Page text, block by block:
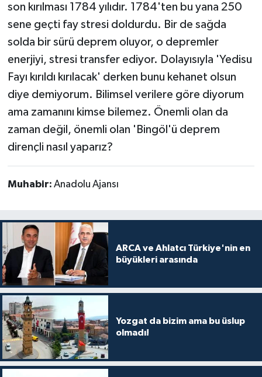
son kırılması 1784 yılıdır. 1784'ten bu yana 250
sene geçti fay stresi doldurdu. Bir de sağda
solda bir sürü deprem oluyor, o depremler
enerjiyi, stresi transfer ediyor. Dolayısıyla 'Yedisu
Fayı kırıldı kırılacak' derken bunu kehanet olsun
diye demiyorum. Bilimsel verilere göre diyorum
ama zamanını kimse bilemez. Önemli olan da
zaman değil, önemli olan 'Bingöl'ü deprem
dirençli nasıl yaparız?
Muhabir: Anadolu Ajansı
ARCA ve Ahlatcı Türkiye'nin en
büyükleri arasında
Yozgat da bizim ama bu üslup
olmadı!